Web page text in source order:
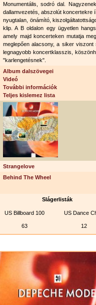
Monumentális, sodró dal.
dallamvezetés, abszolút koncertekre
nyugtalan, önámító,
klip. A B oldalon egy ügyetlen
amely majd koncerteken mutatja
meglepően alacsony, a siker
legnagyobb koncertklasszis,
"karlengetésnek".
Album dalszövegei
Videó
További információk
Teljes kislemez lista
Strangelove
Behind The Wheel
Slágerlisták
US Billboard 100 US Dance
63 12